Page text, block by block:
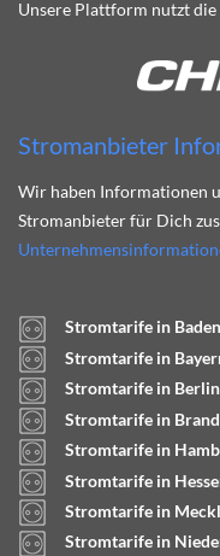
Unsere Plattform nutzt
Stromanbieter
Wir haben Informationen
Stromanbieter für Dich
Stromtarife in
Stromtarife in
Stromtarife in Berlin
Stromtarife in
Stromtarife in
Stromtarife in
Stromtarife in
Stromtarife in